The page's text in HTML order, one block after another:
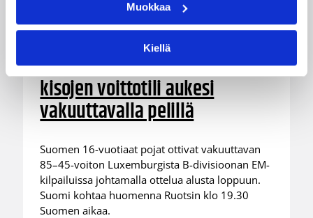
Muokkaa
Kiellä
08.08.2026 00:37
Suomen 16-vuotiaat pojat
voittivat Luxemburgin – EM-
kisojen voittotili aukesi
vakuuttavalla pelillä
Suomen 16-vuotiaat pojat ottivat vakuuttavan
85–45-voiton Luxemburgista B-divisioonan EM-
kilpailuissa johtamalla ottelua alusta loppuun.
Suomi kohtaa huomenna Ruotsin klo 19.30
Suomen aikaa.